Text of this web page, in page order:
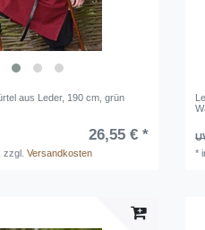
aus Leder, 190 cm, grün
26,55 € *
zzgl.Versandkosten *